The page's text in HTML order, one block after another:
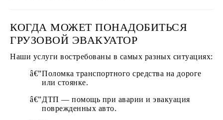
КОГДА МОЖЕТ ПОНАДОБИТЬСЯ
ГРУЗОВОЙ ЭВАКУАТОР
Наши услуги востребованы в самых разных ситуациях:
Поломка транспортного средства на дороге
или стоянке.
ДТП — помощь при аварии и эвакуация
поврежденных авто.